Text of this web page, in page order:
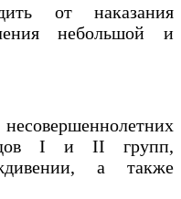
от наказания
небольшой и
I и II групп,
а также